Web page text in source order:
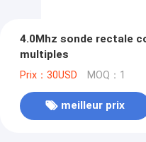
4.0Mhz sonde rectale
multiples
Prix：30USD MOQ：1
meilleur prix